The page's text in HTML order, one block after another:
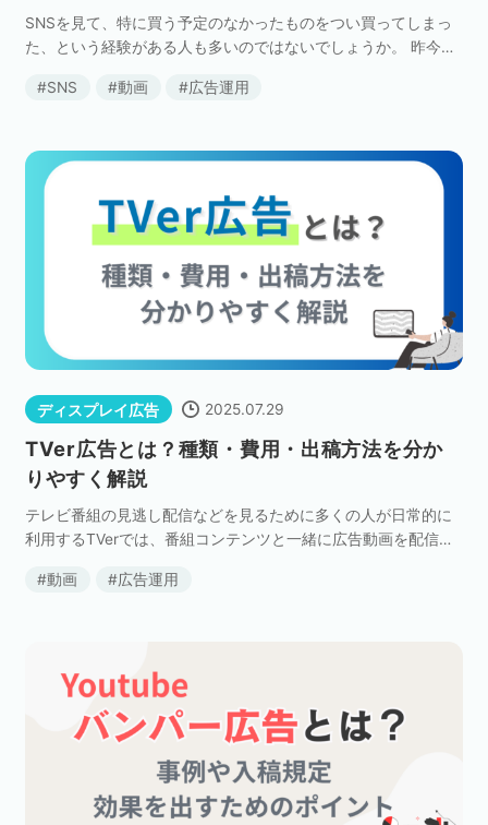
プライバシーポリシー
SNSを見て、特に買う予定のなかったものをつい買ってしまっ
た、という経験がある人も多いのではないでしょうか。 昨今、
きく変わってきています。 消費者の行動も、「 […]
SNS 動画 広告運用
ディスプレイ広告 2025.07.29
TVer広告とは？種類・費用・出稿方法を分か
りやすく解説
テレビ番組の見逃し配信などを見るために多くの人が日常的に
利用するTVerでは、番組コンテンツと一緒に広告動画を配信す
uTube広告なども知られていますが、TVe […]
動画 広告運用